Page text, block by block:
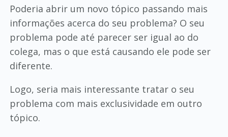
Poderia abrir um novo tópico passando mais
informações acerca do seu problema? O seu
problema pode até parecer ser igual ao do
colega, mas o que está causando ele pode ser
diferente.
Logo, seria mais interessante tratar o seu
problema com mais exclusividade em outro
tópico.